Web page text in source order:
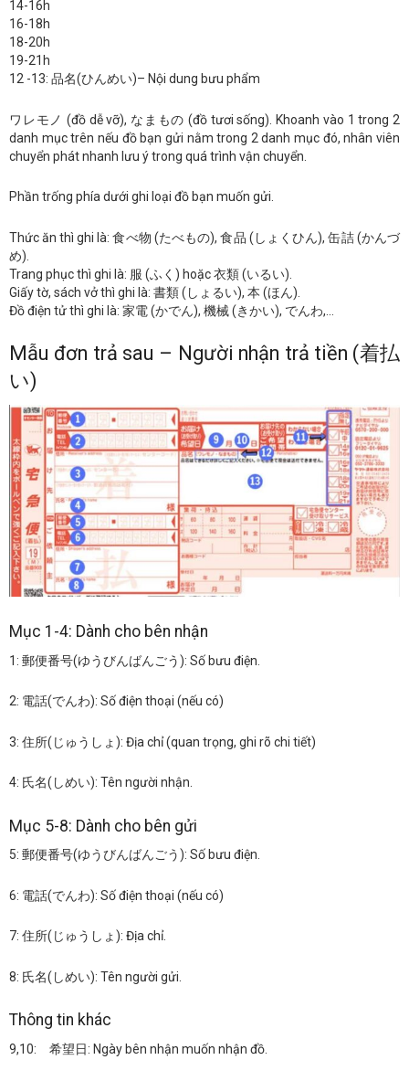
14-16h
16-18h
18-20h
19-21h
12 -13: 品名(ひんめい)– Nội dung bưu phẩm
ワレモノ (đồ dễ vỡ), なまもの (đồ tươi sống). Khoanh vào 1 trong 2
danh mục trên nếu đồ bạn gửi nằm trong 2 danh mục đó, nhân viên
chuyển phát nhanh lưu ý trong quá trình vận chuyển.
Phần trống phía dưới ghi loại đồ bạn muốn gửi.
Thức ăn thì ghi là: 食べ物 (たべもの), 食品 (しょくひん), 缶詰 (かんづ
め).
Trang phục thì ghi là: 服 (ふく) hoặc 衣類 (いるい).
Giấy tờ, sách vở thì ghi là: 書類 (しょるい), 本 (ほん).
Đồ điện tử thì ghi là: 家電 (かでん), 機械 (きかい), でんわ,…
Mẫu đơn trả sau – Người nhận trả tiền (着払
い)
Mục 1-4: Dành cho bên nhận
1: 郵便番号(ゆうびんばんごう): Số bưu điện.
2: 電話(でんわ): Số điện thoại (nếu có)
3: 住所(じゅうしょ): Địa chỉ (quan trọng, ghi rõ chi tiết)
4: 氏名(しめい): Tên người nhận.
Mục 5-8: Dành cho bên gửi
5: 郵便番号(ゆうびんばんごう): Số bưu điện.
6: 電話(でんわ): Số điện thoại (nếu có)
7: 住所(じゅうしょ): Địa chỉ.
8: 氏名(しめい): Tên người gửi.
Thông tin khác
9,10: 希望日: Ngày bên nhận muốn nhận đồ.